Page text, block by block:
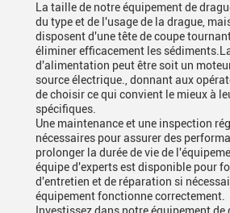
La taille de notre équipement de
du type et de l'usage de la drague,
disposent d'une tête de coupe
éliminer efficacement les
d'alimentation peut être soit un
source électrique., donnant aux
de choisir ce qui convient le mieux à
spécifiques.
Une maintenance et une inspection
nécessaires pour assurer des
prolonger la durée de vie de
équipe d'experts est disponible pour
d'entretien et de réparation si
équipement fonctionne correctement.